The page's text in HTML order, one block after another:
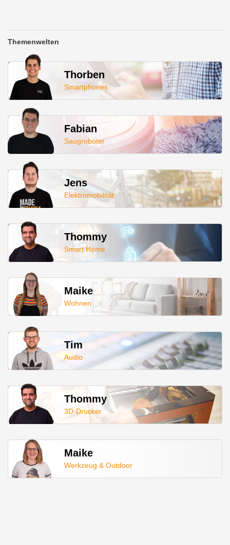
Themenwelten
Thorben
Smartphones
Fabian
Saugroboter
Jens
Elektromobilität
Thommy
Smart Home
Maike
Wohnen
Tim
Audio
Thommy
3D-Drucker
Maike
Werkzeug & Outdoor